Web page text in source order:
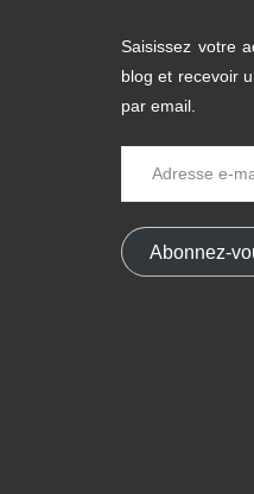
Saisissez votre
blog et recevoir
par email.
Abonnez-